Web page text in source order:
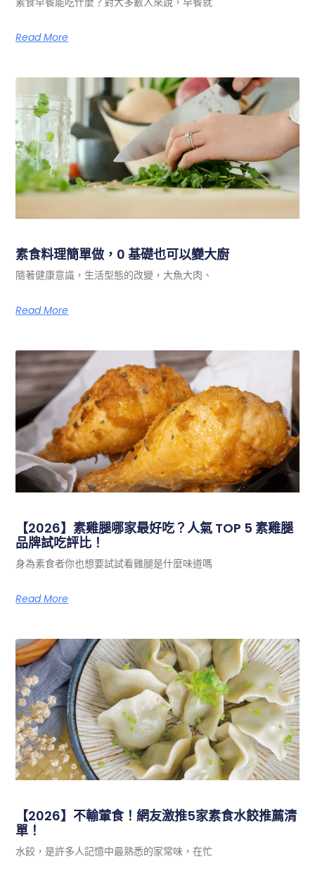
Read More
素食料理簡單做，0 基礎也可以變大廚
隨著健康意識，生活型態的改變，大魚大肉、
Read More
【2026】素雞腿哪家最好吃？人氣 TOP 5 素雞腿
品牌試吃評比！
身為素食者你也想要試試看雞腿是什麼味道嗎
Read More
【2026】不輸葷食！網友激推5家素食水餃推薦清
單！
水餃，是許多人記憶中最熟悉的家常味，在忙